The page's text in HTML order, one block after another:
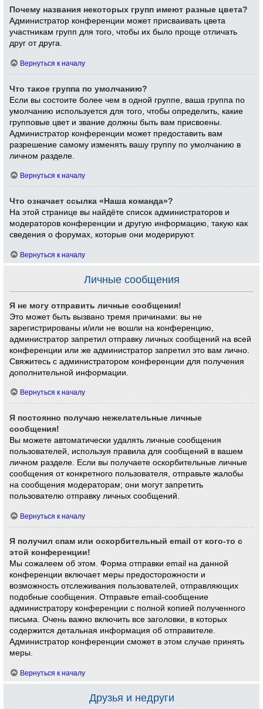
Почему названия некоторых групп имеют разные цвета?
Администратор конференции может присваивать цвета
участникам групп для того, чтобы их было проще отличать
друг от друга.
Вернуться к началу
Что такое группа по умолчанию?
Если вы состоите более чем в одной группе, ваша группа по
умолчанию используется для того, чтобы определить, какие
групповые цвет и звание должны быть вам присвоены.
Администратор конференции может предоставить вам
разрешение самому изменять вашу группу по умолчанию в
личном разделе.
Вернуться к началу
Что означает ссылка «Наша команда»?
На этой странице вы найдёте список администраторов и
модераторов конференции и другую информацию, такую как
сведения о форумах, которые они модерируют.
Вернуться к началу
Личные сообщения
Я не могу отправить личные сообщения!
Это может быть вызвано тремя причинами: вы не
зарегистрированы и/или не вошли на конференцию,
администратор запретил отправку личных сообщений на всей
конференции или же администратор запретил это вам лично.
Свяжитесь с администратором конференции для получения
дополнительной информации.
Вернуться к началу
Я постоянно получаю нежелательные личные
сообщения!
Вы можете автоматически удалять личные сообщения
пользователей, используя правила для сообщений в вашем
личном разделе. Если вы получаете оскорбительные личные
сообщения от конкретного пользователя, отправьте жалобы
на сообщения модераторам; они могут запретить
пользователю отправку личных сообщений.
Вернуться к началу
Я получил спам или оскорбительный email от кого-то с
этой конференции!
Мы сожалеем об этом. Форма отправки email на данной
конференции включает меры предосторожности и
возможность отслеживания пользователей, отправляющих
подобные сообщения. Отправьте email-сообщение
администратору конференции с полной копией полученного
письма. Очень важно включить все заголовки, в которых
содержится детальная информация об отправителе.
Администратор конференции сможет в этом случае принять
меры.
Вернуться к началу
Друзья и недруги